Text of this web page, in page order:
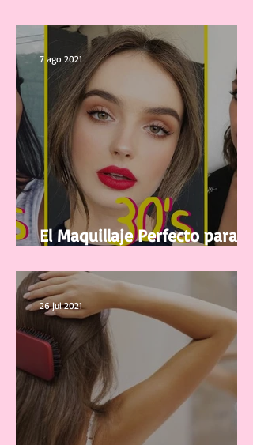
El Maquillaje Perfecto para tu
7 ago 2021
26 jul 2021